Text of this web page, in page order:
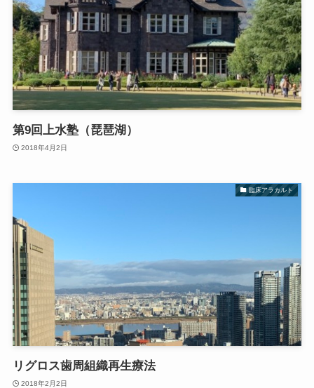
第9回上水塾（琵琶湖）
2018年4月2日
臨床アラカルト
リグロス歯周組織再生療法
2018年2月2日